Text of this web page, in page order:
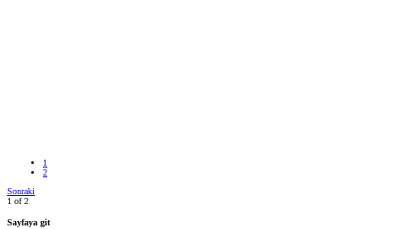
1
2
Sonraki
1 of 2
Sayfaya git